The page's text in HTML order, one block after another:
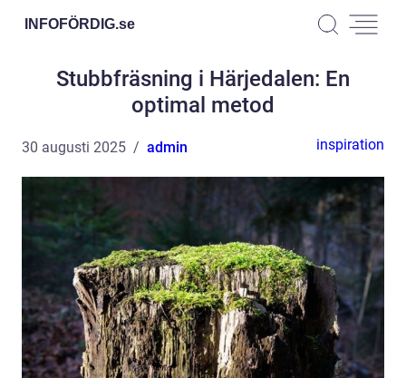
INFOFÖRDIG.se
Stubbfräsning i Härjedalen: En
optimal metod
30 augusti 2025 admin inspiration